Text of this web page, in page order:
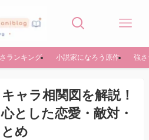
ランキング 小説家になろう原作 強
キャラ相関図を解説！
とした恋愛・敵対・
め